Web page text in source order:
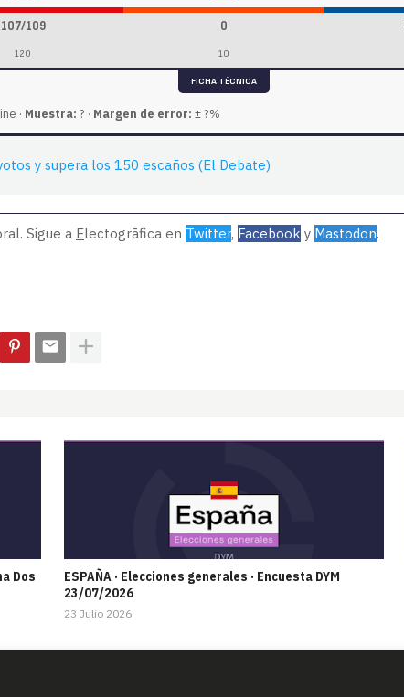
107/109 0
120 10
FICHA TÉCNICA
· Muestra: ? · Margen de error: ± ?%
y supera los 150 escaños (El Debate)
Sigue a Electogrāfica en Twitter, Facebook y Mastodon.
Dos
ESPAÑA · Elecciones generales · Encuesta DYM
23/07/2026
23 Julio 2026